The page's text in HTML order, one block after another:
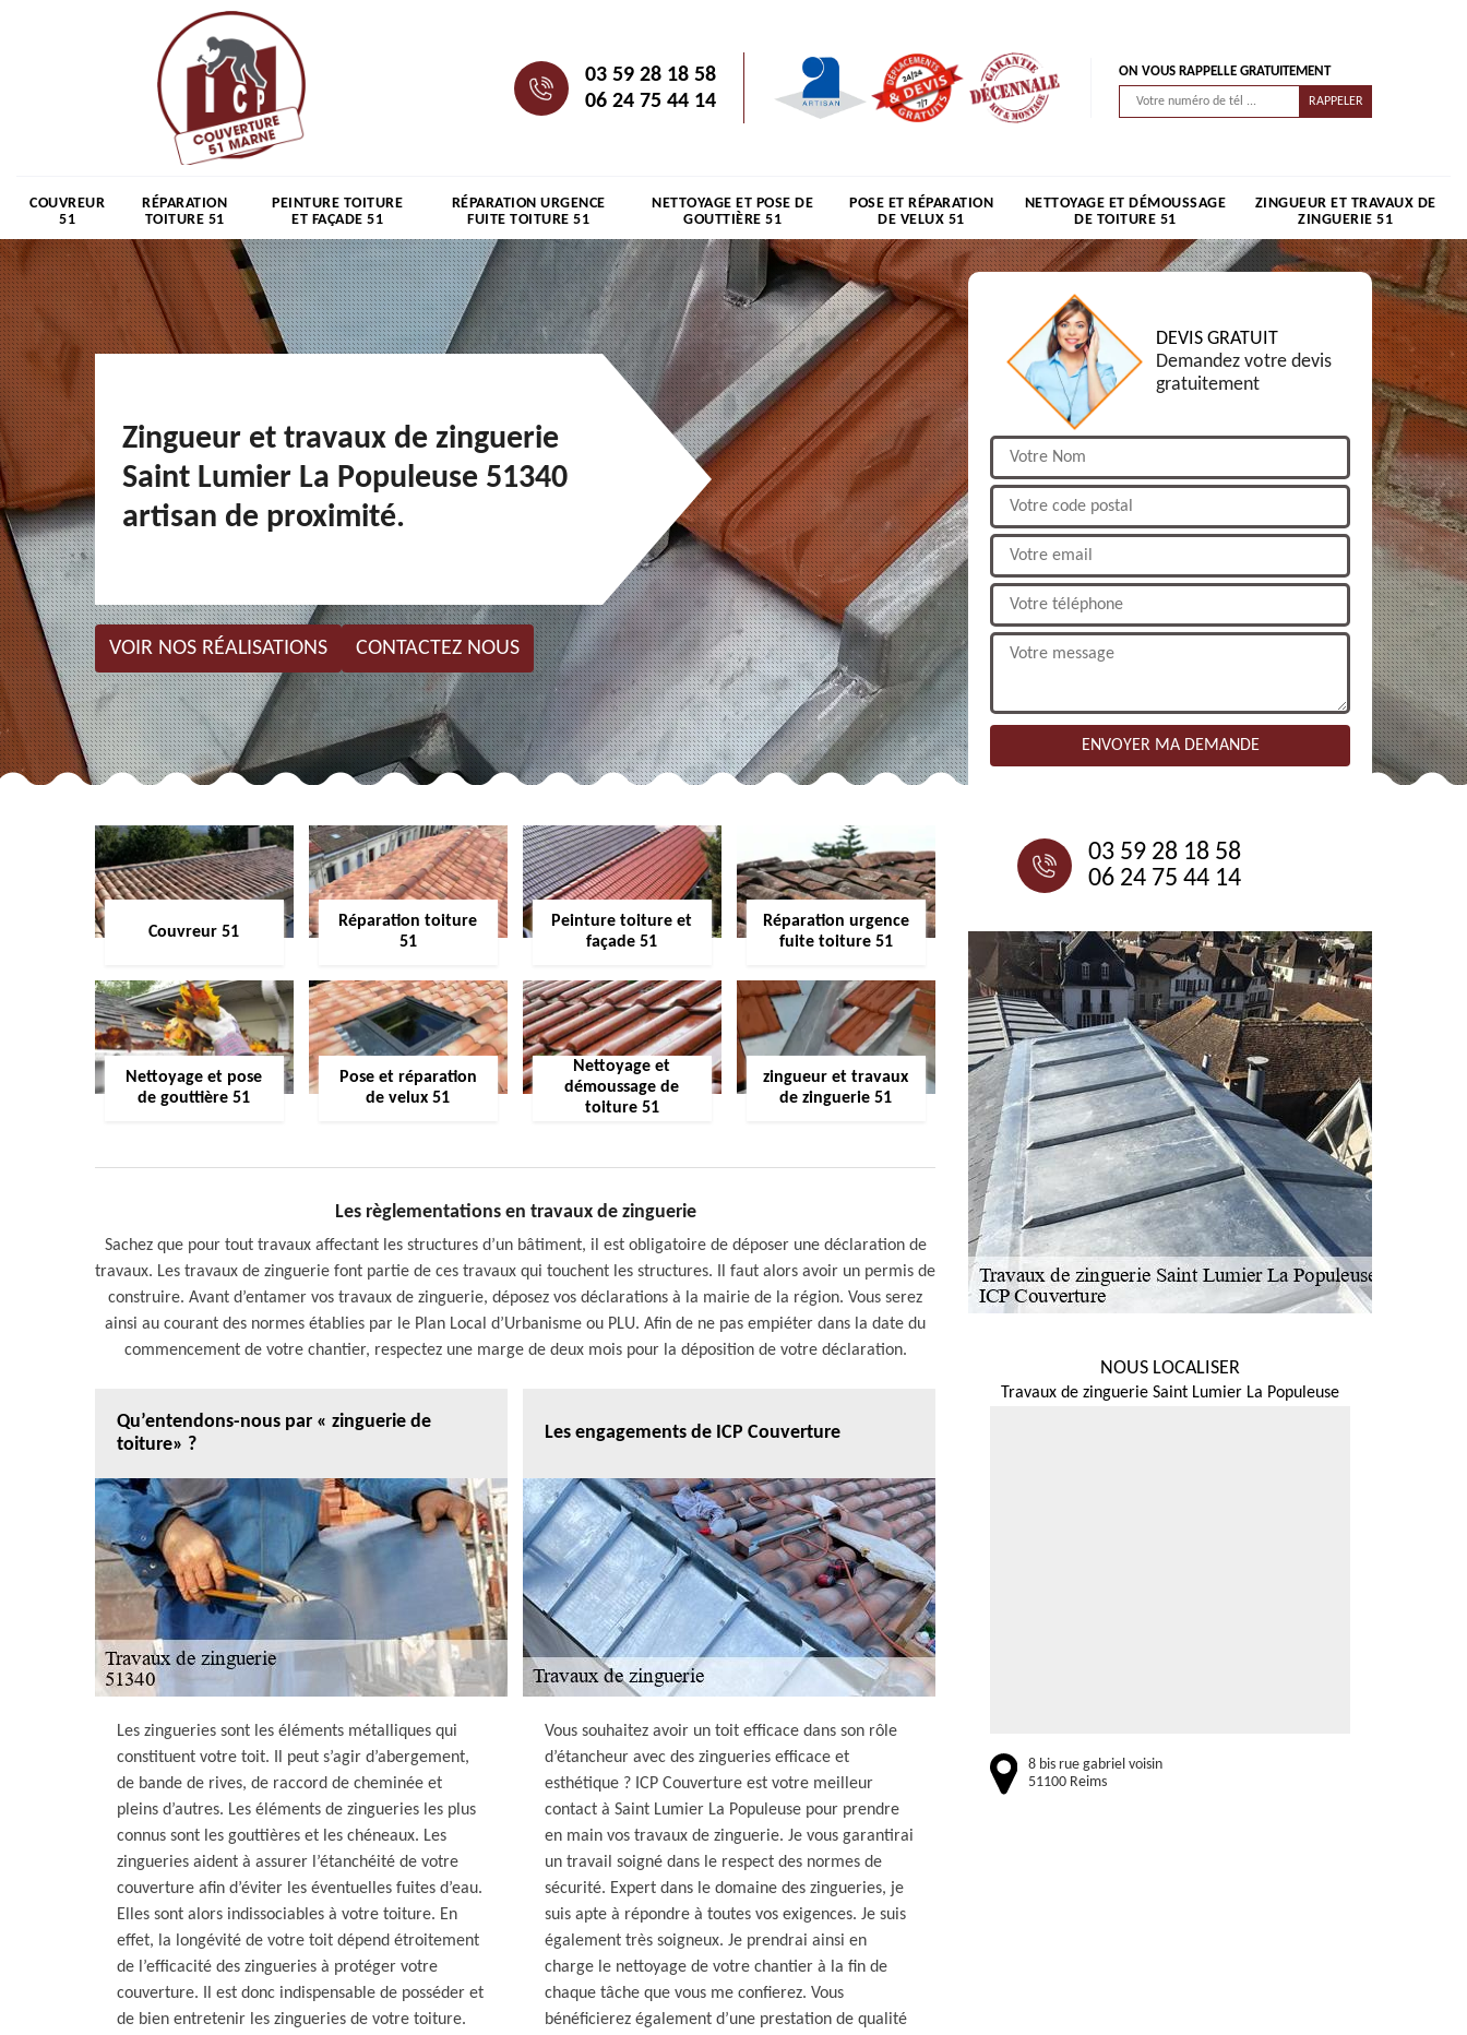
03 59 28 18 58
06 24 75 44 14
ON VOUS RAPPELLE GRATUITEMENT
COUVREUR
51
RÉPARATION
TOITURE 51
PEINTURE TOITURE
ET FAÇADE 51
RÉPARATION URGENCE
FUITE TOITURE 51
NETTOYAGE ET POSE DE
GOUTTIÈRE 51
POSE ET RÉPARATION
DE VELUX 51
NETTOYAGE ET DÉMOUSSAGE
DE TOITURE 51
ZINGUEUR ET TRAVAUX DE
ZINGUERIE 51
Zingueur et travaux de zinguerie
Saint Lumier La Populeuse 51340
artisan de proximité.
VOIR NOS RÉALISATIONS CONTACTEZ NOUS
Couvreur 51
Réparation toiture
51
Peinture toiture et
façade 51
Réparation urgence
fuite toiture 51
Nettoyage et pose
de gouttière 51
Pose et réparation
de velux 51
Nettoyage et
démoussage de
toiture 51
zingueur et travaux
de zinguerie 51
Les règlementations en travaux de zinguerie
Sachez que pour tout travaux affectant les structures d’un bâtiment, il est obligatoire de déposer une déclaration de
travaux. Les travaux de zinguerie font partie de ces travaux qui touchent les structures. Il faut alors avoir un permis de
construire. Avant d’entamer vos travaux de zinguerie, déposez vos déclarations à la mairie de la région. Vous serez
ainsi au courant des normes établies par le Plan Local d’Urbanisme ou PLU. Afin de ne pas empiéter dans la date du
commencement de votre chantier, respectez une marge de deux mois pour la déposition de votre déclaration.
Qu’entendons-nous par « zinguerie de
toiture» ?
Les zingueries sont les éléments métalliques qui
constituent votre toit. Il peut s’agir d’abergement,
de bande de rives, de raccord de cheminée et
pleins d’autres. Les éléments de zingueries les plus
connus sont les gouttières et les chéneaux. Les
zingueries aident à assurer l’étanchéité de votre
couverture afin d’éviter les éventuelles fuites d’eau.
Elles sont alors indissociables à votre toiture. En
effet, la longévité de votre toit dépend étroitement
de l’efficacité des zingueries à protéger votre
couverture. Il est donc indispensable de posséder et
de bien entretenir les zingueries de votre toiture.
Les engagements de ICP Couverture
Vous souhaitez avoir un toit efficace dans son rôle
d’étancheur avec des zingueries efficace et
esthétique ? ICP Couverture est votre meilleur
contact à Saint Lumier La Populeuse pour prendre
en main vos travaux de zinguerie. Je vous garantirai
un travail soigné dans le respect des normes de
sécurité. Expert dans le domaine des zingueries, je
suis apte à répondre à toutes vos exigences. Je suis
également très soigneux. Je prendrai ainsi en
charge le nettoyage de votre chantier à la fin de
chaque tâche que vous me confierez. Vous
bénéficierez également d’une prestation de qualité
DEVIS GRATUIT
Demandez votre devis
gratuitement
03 59 28 18 58
06 24 75 44 14
NOUS LOCALISER
Travaux de zinguerie Saint Lumier La Populeuse
8 bis rue gabriel voisin
51100 Reims